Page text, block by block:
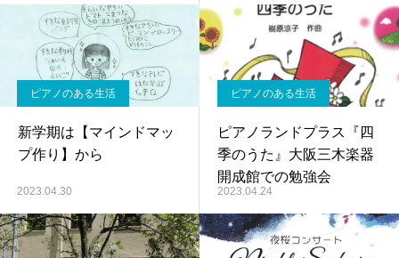
ピアノのある生活
新学期は【マインドマッ
プ作り】から
2023.04.30
ピアノのある生活
ピアノランドプラス『四
季のうた』大阪三木楽器
開成館での勉強会
2023.04.24